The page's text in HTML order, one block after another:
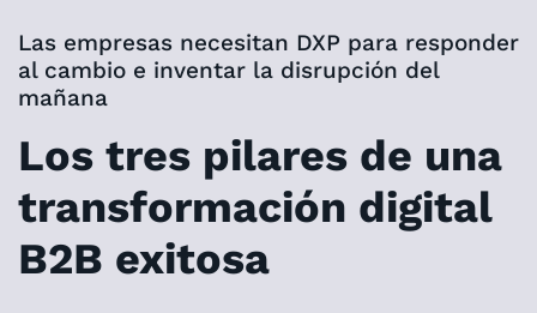
Las empresas necesitan DXP para responder
al cambio e inventar la disrupción del
mañana
Los tres pilares de una
transformación digital
B2B exitosa